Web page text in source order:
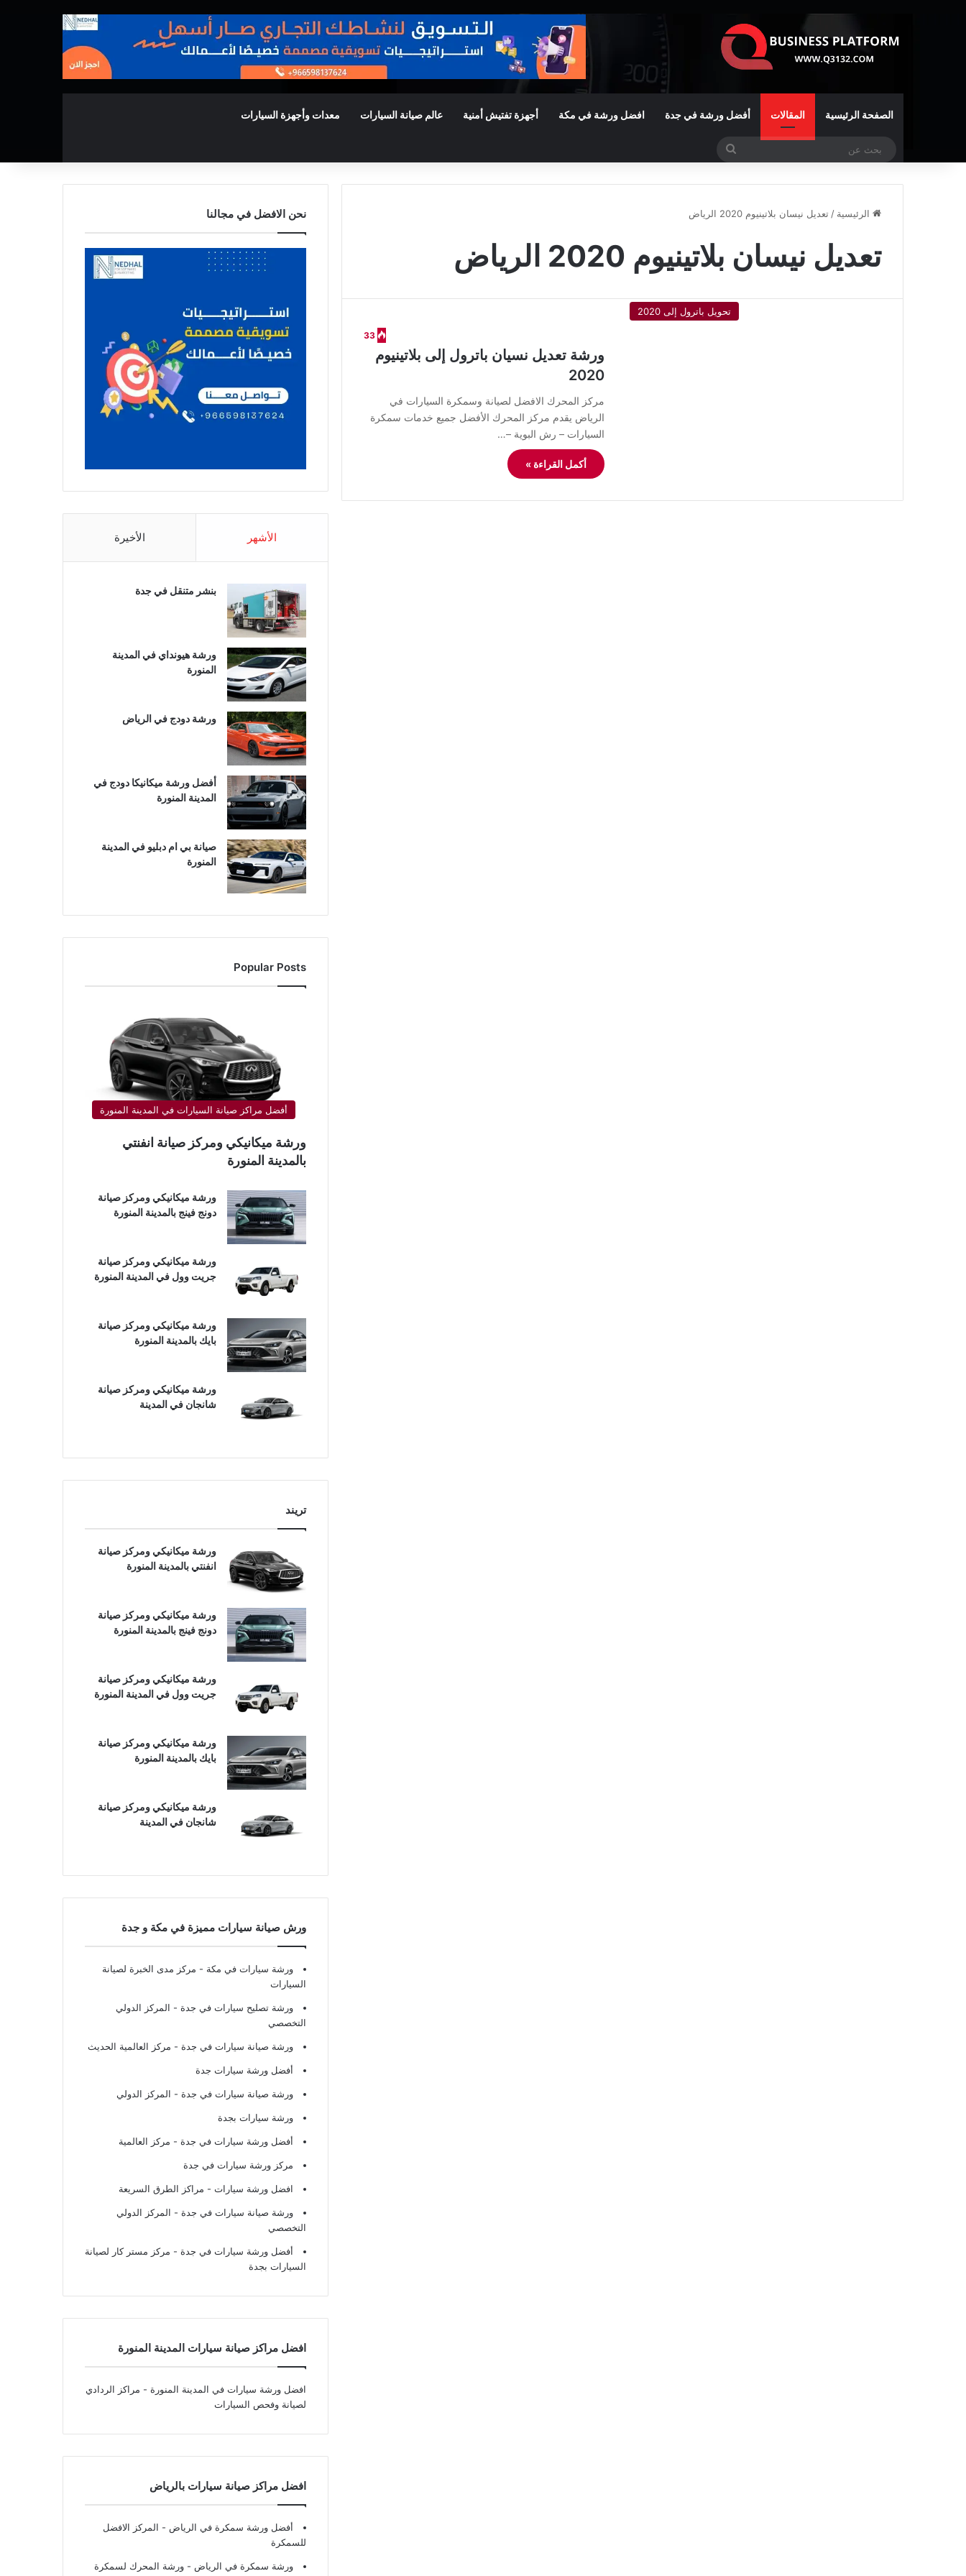
الصفحة الرئيسية المقالات أفضل ورشة في جدة افضل ورشة في مكة أجهزة تفتيش أمنية عالم صيانة السيارات معدات وأجهزة السيارات
الرئيسية / تعديل نيسان بلاتينيوم 2020 الرياض
تعديل نيسان بلاتينيوم 2020 الرياض
تحويل باترول إلى 2020
33
ورشة تعديل نسيان باترول إلى بلاتينيوم
2020
مركز المحرك الافضل لصيانة وسمكرة السيارات في
الرياض يقدم مركز المحرك الأفضل جميع خدمات سمكرة
السيارات – رش البوية –…
أكمل القراءة »
نحن الافضل في مجالنا
الأشهر الأخيرة
بنشر متنقل في جدة
ورشة هيونداي في المدينة
المنورة
ورشة دودج في الرياض
أفضل ورشة ميكانيكا دودج في
المدينة المنورة
صيانة بي ام دبليو في المدينة
المنورة
Popular Posts
أفضل مراكز صيانة السيارات في المدينة المنورة
ورشة ميكانيكي ومركز صيانة انفنتي
بالمدينة المنورة
ورشة ميكانيكي ومركز صيانة
دونج فينج بالمدينة المنورة
ورشة ميكانيكي ومركز صيانة
جريت وول في المدينة المنورة
ورشة ميكانيكي ومركز صيانة
بايك بالمدينة المنورة
ورشة ميكانيكي ومركز صيانة
شانجان في المدينة
تريند
ورشة ميكانيكي ومركز صيانة
انفنتي بالمدينة المنورة
ورشة ميكانيكي ومركز صيانة
دونج فينج بالمدينة المنورة
ورشة ميكانيكي ومركز صيانة
جريت وول في المدينة المنورة
ورشة ميكانيكي ومركز صيانة
بايك بالمدينة المنورة
ورشة ميكانيكي ومركز صيانة
شانجان في المدينة
ورش صيانة سيارات مميزة في مكة و جدة
ورشة سيارات في مكة - مركز مدى الخبرة لصيانة
السيارات
ورشة تصليح سيارات في جدة - المركز الدولي
التخصصي
ورشة صيانة سيارات في جدة - مركز العالمية الحديث
أفضل ورشة سيارات جدة
ورشة صيانة سيارات في جدة - المركز الدولي
ورشة سيارات بجدة
أفضل ورشة سيارات في جدة - مركز العالمية
مركز ورشة سيارات في جدة
افضل ورشة سيارات - مراكز الطرق السريعة
ورشة صيانة سيارات في جدة - المركز الدولي
التخصصي
أفضل ورشة سيارات في جدة - مركز مستر كار لصيانة
السيارات بجدة
افضل مراكز صيانة سيارات المدينة المنورة
افضل ورشة سيارات في المدينة المنورة - مراكز الردادي
لصيانة وفحص السيارات
افضل مراكز صيانة سيارات بالرياض
أفضل ورشة سمكرة في الرياض - المركز الافضل
للسمكرة
ورشة سمكرة في الرياض - ورشة المحرك لسمكرة